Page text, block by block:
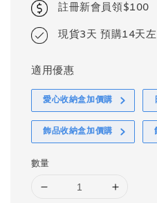
註冊新會員領$100
現貨3天 預購14天
適用優惠
愛心收納盒加價購
飾品收納盒加價購
數量